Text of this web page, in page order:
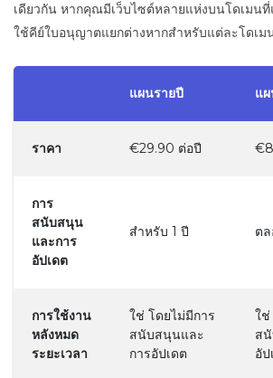
เดียวกัน หากคุณมีเว็บไซต์หลายแห่งบนโดเมน
ใช้คีย์ใบอนุญาตแยกต่างหากสำหรับแต่ละโดเม
แผนรายปี แผ
ราคา €29.90 ต่อปี
การ
สนับสนุน
และการ
อัปเดต
สำหรับ 1 ปี ต
การใช้งาน
หลังหมด
ระยะเวลา
ใช่ โดยไม่มีการ
สนับสนุนและ
การอัปเดต
ใช่
ส
อัป